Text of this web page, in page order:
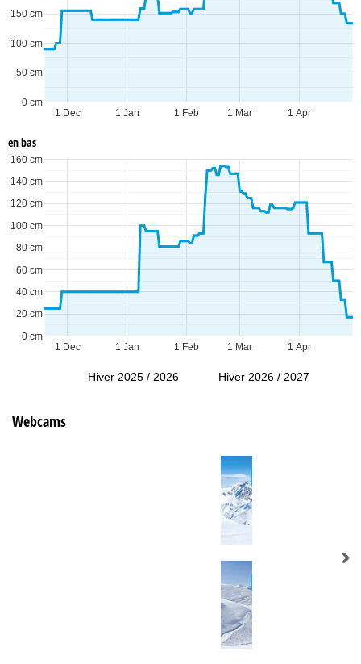
1 Dec 1 Jan 1 Feb 1 Mar 1 Apr
0 cm
50 cm
100 cm
150 cm
en bas
1 Dec 1 Jan 1 Feb 1 Mar 1 Apr
0 cm
20 cm
40 cm
60 cm
80 cm
100 cm
120 cm
140 cm
160 cm
Hiver 2025 / 2026 Hiver 2026 / 2027
Webcams